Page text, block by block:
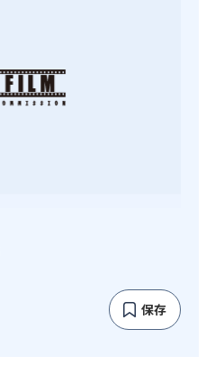
保存